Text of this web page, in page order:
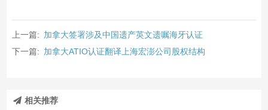
上一篇: 加拿大签署涉及中国遗产英文遗嘱海牙认证
下一篇: 加拿大ATIO认证翻译上海宏澎公司股权结构
相关推荐